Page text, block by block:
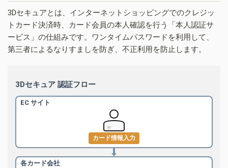
3Dセキュアとは、インターネットショッピングでのクレジッ
トカード決済時、カード会員の本人確認を行う「本人認証サ
ービス」の仕組みです。ワンタイムパスワードを利用して、
第三者によるなりすましを防ぎ、不正利用を防止します。
3Dセキュア 認証フロー
EC サイト
カード情報入力
各カード会社